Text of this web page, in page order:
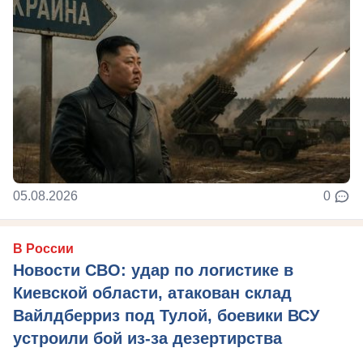
05.08.2026 0
В России
Новости СВО: удар по логистике в
Киевской области, атакован склад
Вайлдберриз под Тулой, боевики ВСУ
устроили бой из-за дезертирства